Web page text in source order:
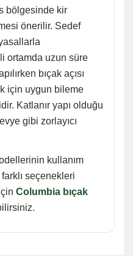
bölgesinde kir
önerilir. Sedef
ortamda uzun süre
bıçak açısı
için uygun bileme
Katlanır yapı olduğu
gibi zorlayıcı
kullanım
seçenekleri
Columbia bıçak